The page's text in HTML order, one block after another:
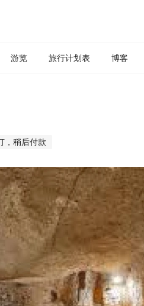
游览 旅行计划表 博客
，稍后付款